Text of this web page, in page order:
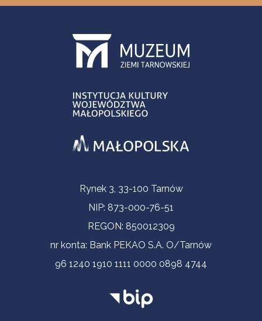
Informacje kontaktoweRynek 3, 33-100 Tarnów
NIP: 873-000-76-51
REGON: 850012309
nr konta: Bank PEKAO S.A. O/Tarnów
96 1240 1910 1111 0000 0898 4744